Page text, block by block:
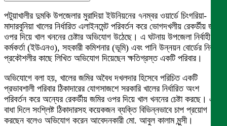
পটুয়াখালীর দুমকি উপজেলার মুরাদিয়া ইউনিয়নের ৭নম্বর ওয়ার্ডে চিংগরিয়া-
মাদারবুনিয়া খালের নির্ধারিত এলাইনমেন্ট পরিবর্তন করে ভোগদখলীয় রেকর্ডীয় জমির
ওপর দিয়ে খাল খননের চেষ্টার অভিযোগ উঠেছে। এ ঘটনায় উপজেলা নির্বাহী
কর্মকর্তা (ইউএনও), সহকারী কমিশনার (ভূমি) এবং পানি উন্নয়ন বোর্ডের নির্বাহী
প্রকৌশলীর কাছে লিখিত অভিযোগ দিয়েছেন ক্ষতিগ্রস্ত একটি পরিবার।
অভিযোগে বলা হয়, খালের জমির অবৈধ দখলদার হিসেবে পরিচিত একটি
প্রভাবশালী পরিবার ঠিকাদারের যোগসাজশে সরকারি খালের নির্ধারিত অংশ
পরিবর্তন করে অন্যের রেকর্ডীয় জমির ওপর দিয়ে খাল খননের চেষ্টা করছে। এতে
বাধা দিলে সংশ্লিষ্ট ঠিকাদারসহ কয়েকজন ব্যক্তি বিভিন্নভাবে চাপ প্রয়োগ
করছেন বলেও অভিযোগ করেন আবেদনকারী মো. আবুল কালাম মুন্সী।